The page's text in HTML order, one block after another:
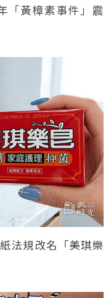
「黃樟素事件」震
法規改名「美琪樂